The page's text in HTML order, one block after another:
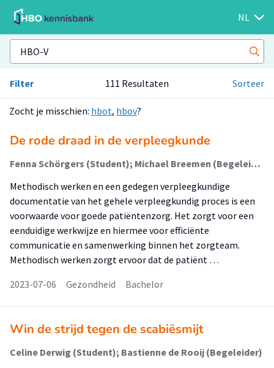
NL
Filter 111 Resultaten Sorteer
Zocht je misschien: hbot, hbov?
De rode draad in de verpleegkunde
Fenna Schörgers (Student); Michael Breemen (Begeleider)
Methodisch werken en een gedegen verpleegkundige
documentatie van het gehele verpleegkundig proces is een
voorwaarde voor goede patiëntenzorg. Het zorgt voor een
eenduidige werkwijze en hiermee voor efficiënte
communicatie en samenwerking binnen het zorgteam.
Methodisch werken zorgt ervoor dat de patiënt …
2023-07-06
Gezondheid Bachelor
Win de strijd tegen de scabiësmijt
Celine Derwig (Student); Bastienne de Rooij (Begeleider)